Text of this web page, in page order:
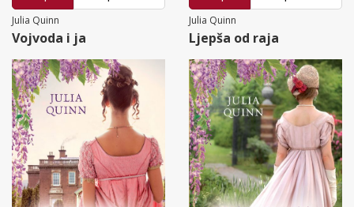
Julia Quinn
Vojvoda i ja
Julia Quinn
Ljepša od raja